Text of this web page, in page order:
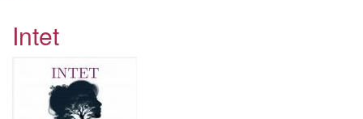
Intet